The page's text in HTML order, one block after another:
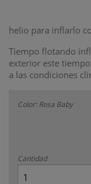
helio para inflarlo
Tiempo flotando
exterior este
a las condiciones
Color: Rosa Baby
Cantidad